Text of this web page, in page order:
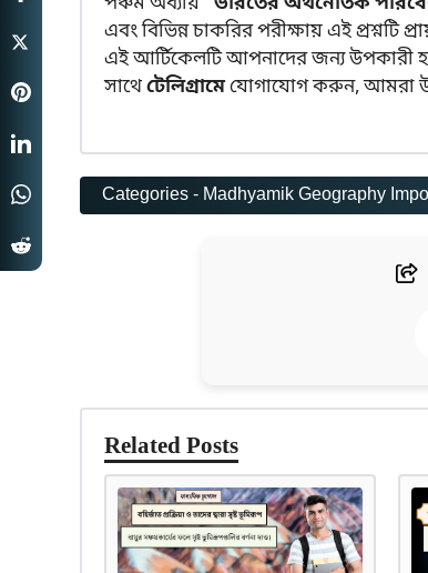
এবং বিভিন্ন চাকরির পরীক্ষায় এই প্রশ্নটি
এই আর্টিকেলটি আপনাদের জন্য উপকারী
সাথেটেলিগ্রামেযোগাযোগ করুন, আমরা
Categories - Madhyamik Geography
Related Posts